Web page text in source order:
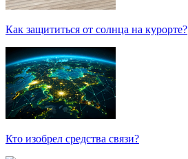
Как защититься от солнца на курорте?
Кто изобрел средства связи?